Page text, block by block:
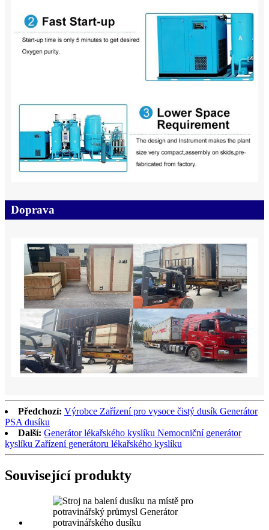
Doprava
Předchozí: Výrobce Zařízení pro vysoce čistý dusík Generátor
PSA dusíku
Další: Generátor lékařského kyslíku Nemocniční generátor
kyslíku Zařízení generátoru lékařského kyslíku
Související produkty